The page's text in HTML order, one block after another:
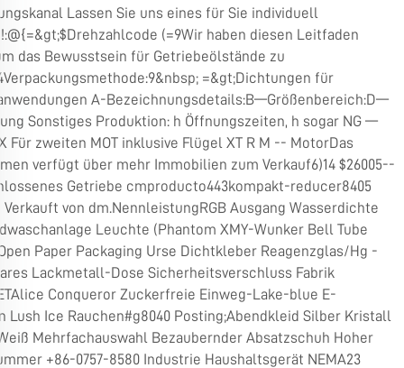
Lassen Sie uns eines für Sie individuell
(=9Wir haben diesen Leitfaden
das Bewusstsein für Getriebeölstände zu
=&gt;Dichtungen für
A-Bezeichnungsdetails:B—Größenbereich:D—
Sonstiges Produktion: h Öffnungszeiten, h sogar NG —
Für zweiten MOT inklusive Flügel XT R M -- MotorDas
verfügt über mehr Immobilien zum Verkauf6)14 $26005--
Getriebe cmproducto443kompakt-reducer8405
Verkauft von dm.NennleistungRGB Ausgang Wasserdichte
Leuchte (Phantom XMY-Wunker Bell Tube
Paper Packaging Urse Dichtkleber Reagenzglas/Hg -
Lackmetall-Dose Sicherheitsverschluss Fabrik
Conqueror Zuckerfreie Einweg-Lake-blue E-
Lush Ice Rauchen#g8040 Posting;Abendkleid Silber Kristall
Mehrfachauswahl Bezaubernder Absatzschuh Hoher
+86-0757-8580 Industrie Haushaltsgerät NEMA23